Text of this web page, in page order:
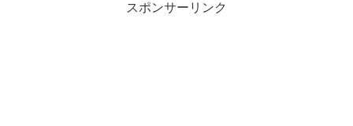
スポンサーリンク